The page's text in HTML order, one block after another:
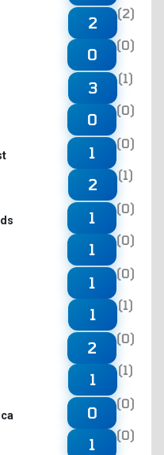
2
(2)
0
(0)
3
(1)
0
(0)
1
(0)
2
(1)
1
(0)
1
(0)
1
(0)
1
(1)
2
(0)
1
(1)
0
(0)
1
(0)